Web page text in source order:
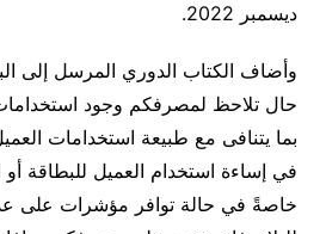
ديسمبر 2022.
وأضاف الكتاب الدوري المرسل إلى
حال تلاحظ لمصرفكم وجود
بما يتنافى مع طبيعة استخدامات
في إساءة استخدام العميل للبطاقة أو
خاصةً في حالة توافر مؤشرات على